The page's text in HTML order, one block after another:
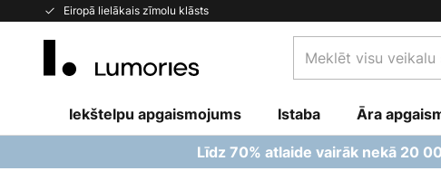
Eiropā lielākais zīmolu klāsts
Skip
visu
šeit...
Iekštelpu apgaismojums Istaba Āra
Līdz 70% atlaide vairāk nekā 20